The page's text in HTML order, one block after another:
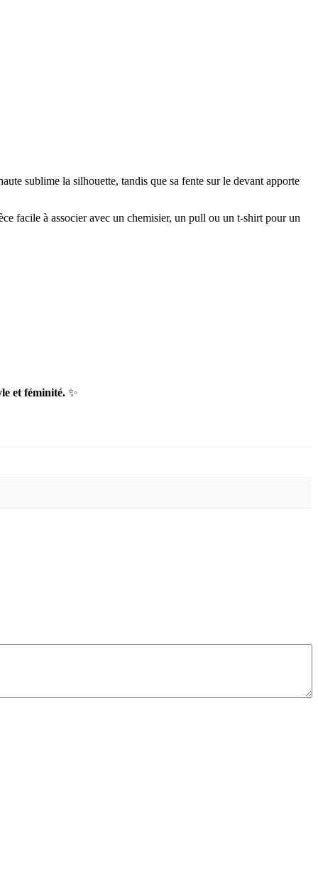
sublime la silhouette, tandis que sa fente sur le devant apporte
facile à associer avec un chemisier, un pull ou un t-shirt pour un
et féminité. ✨